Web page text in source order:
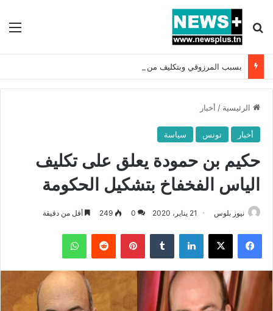
بحث عن
الرئيسية / أخبار
أخبار تونس سياسة
حكيم بن حمودة يعلق على تكليف
الياس الفخفاخ بتشكيل الحكومة
نيوز بلوس 21 يناير، 2020 0
249 أقل من دقيقة
فيسبوك X لينكدإن بينتيريست واتساب